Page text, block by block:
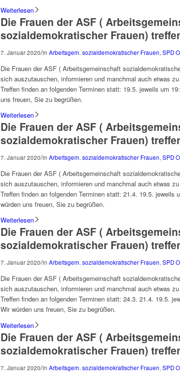
Weiterlesen
Die Frauen der ASF (
sozialdemokratischer Frauen)
7. Januar 2020/in Arbeitsgem. sozialdemokratischer Frauen,SPD
Die Frauen der ASF ( Arbeitsgemeinschaft
sich auszutauschen, informieren und manchmal auch etwas
Treffen finden an folgenden Terminen statt: 19.5. jeweils um
uns freuen, Sie zu begrüßen.
Weiterlesen
Die Frauen der ASF (
sozialdemokratischer Frauen)
7. Januar 2020/in Arbeitsgem. sozialdemokratischer Frauen,SPD
Die Frauen der ASF ( Arbeitsgemeinschaft
sich auszutauschen, informieren und manchmal auch etwas
Treffen finden an folgenden Terminen statt: 21.4. 19.5. jeweils
würden uns freuen, Sie zu begrüßen.
Weiterlesen
Die Frauen der ASF (
sozialdemokratischer Frauen)
7. Januar 2020/in Arbeitsgem. sozialdemokratischer Frauen,SPD
Die Frauen der ASF ( Arbeitsgemeinschaft
sich auszutauschen, informieren und manchmal auch etwas
Treffen finden an folgenden Terminen statt: 24.3. 21.4. 19.5.
Wir würden uns freuen, Sie zu begrüßen.
Weiterlesen
Die Frauen der ASF (
sozialdemokratischer Frauen)
7. Januar 2020/in Arbeitsgem. sozialdemokratischer Frauen, SPD